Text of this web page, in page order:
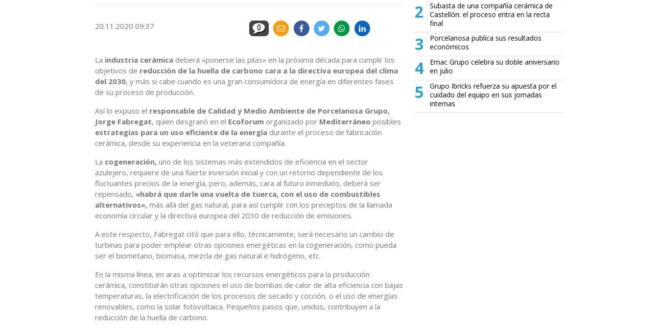
20.11.2020 09:37 0
La industria cerámica deberá «ponerse las pilas» en la próxima década para cumplir los
objetivos de reducción de la huella de carbono cara a la directiva europea del clima
del 2030, y más si cabe cuando es una gran consumidora de energía en diferentes fases
de su proceso de producción.
Así lo expuso el responsable de Calidad y Medio Ambiente de Porcelanosa Grupo,
Jorge Fabregat, quien desgranó en el Ecoforum organizado por Mediterráneo posibles
estrategias para un uso eficiente de la energía durante el proceso de fabricación
cerámica, desde su experiencia en la veterana compañía.
La cogeneración, uno de los sistemas más extendidos de eficiencia en el sector
azulejero, requiere de una fuerte inversión inicial y con un retorno dependiente de los
fluctuantes precios de la energía, pero, además, cara al futuro inmediato, deberá ser
repensado, «habrá que darle una vuelta de tuerca, con el uso de combustibles
alternativos», más allá del gas natural, para así cumplir con los preceptos de la llamada
economía circular y la directiva europea del 2030 de reducción de emisiones.
A este respecto, Fabregat citó que para ello, técnicamente, será necesario un cambio de
turbinas para poder emplear otras opciones energéticas en la cogeneración, como pueda
ser el biometano, biomasa, mezcla de gas natural e hidrógeno, etc.
En la misma línea, en aras a optimizar los recursos energéticos para la producción
cerámica, constituirán otras opciones el uso de bombas de calor de alta eficiencia con bajas
temperaturas, la electrificación de los procesos de secado y cocción, o el uso de energías
renovables, como la solar fotovoltaica. Pequeños pasos que, unidos, contribuyen a la
reducción de la huella de carbono.
2
Subasta de una compañía cerámica de
Castellón: el proceso entra en la recta
final
3
Porcelanosa publica sus resultados
económicos
4
Emac Grupo celebra su doble aniversario
en julio
5
Grupo Ibricks refuerza su apuesta por el
cuidado del equipo en sus jornadas
internas